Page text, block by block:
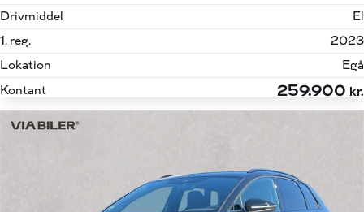
Drivmiddel
El
1. reg.
2023
Lokation
Egå
Kontant
259.900 kr.